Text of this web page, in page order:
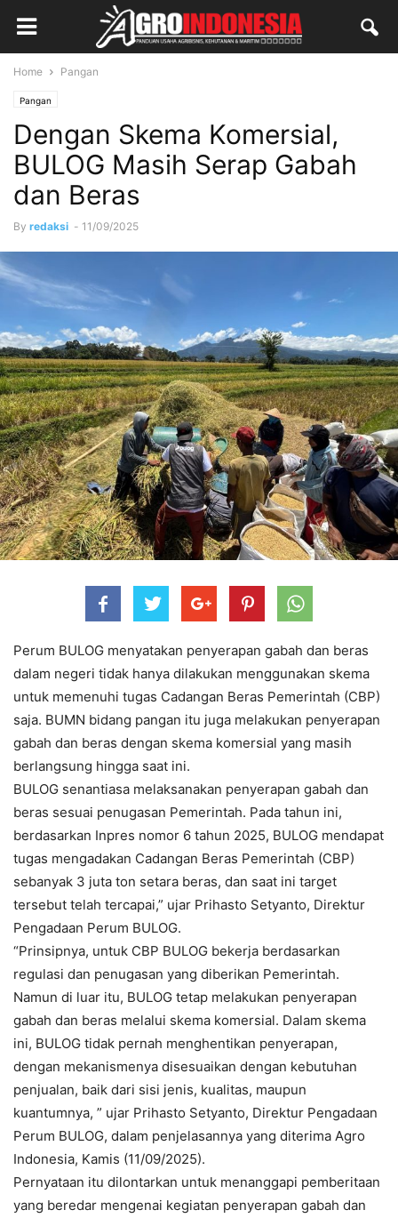
Home Pangan
Pangan
Dengan Skema Komersial,
BULOG Masih Serap Gabah
dan Beras
By redaksi - 11/09/2025
Perum BULOG menyatakan penyerapan gabah dan beras
dalam negeri tidak hanya dilakukan menggunakan skema
untuk memenuhi tugas Cadangan Beras Pemerintah (CBP)
saja. BUMN bidang pangan itu juga melakukan penyerapan
gabah dan beras dengan skema komersial yang masih
berlangsung hingga saat ini.
BULOG senantiasa melaksanakan penyerapan gabah dan
beras sesuai penugasan Pemerintah. Pada tahun ini,
berdasarkan Inpres nomor 6 tahun 2025, BULOG mendapat
tugas mengadakan Cadangan Beras Pemerintah (CBP)
sebanyak 3 juta ton setara beras, dan saat ini target
tersebut telah tercapai,” ujar Prihasto Setyanto, Direktur
Pengadaan Perum BULOG.
“Prinsipnya, untuk CBP BULOG bekerja berdasarkan
regulasi dan penugasan yang diberikan Pemerintah.
Namun di luar itu, BULOG tetap melakukan penyerapan
gabah dan beras melalui skema komersial. Dalam skema
ini, BULOG tidak pernah menghentikan penyerapan,
dengan mekanismenya disesuaikan dengan kebutuhan
penjualan, baik dari sisi jenis, kualitas, maupun
kuantumnya, ” ujar Prihasto Setyanto, Direktur Pengadaan
Perum BULOG, dalam penjelasannya yang diterima Agro
Indonesia, Kamis (11/09/2025).
Pernyataan itu dilontarkan untuk menanggapi pemberitaan
yang beredar mengenai kegiatan penyerapan gabah dan